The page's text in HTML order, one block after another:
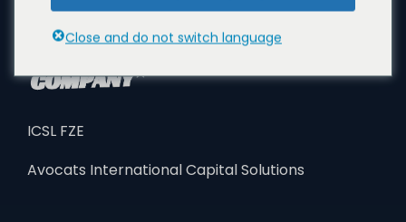
ICSL FZE
Avocats International Capital Solutions
Close and do not switch language